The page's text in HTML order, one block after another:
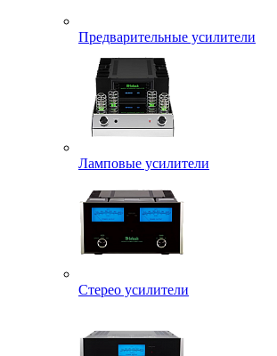
Предварительные усилители
Ламповые усилители
Стерео усилители